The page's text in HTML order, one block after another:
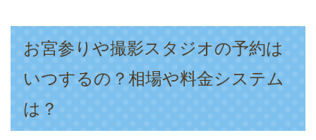
お宮参りや撮影スタジオの予約は
いつするの？相場や料金システム
は？